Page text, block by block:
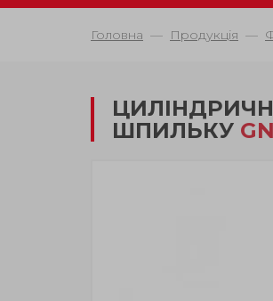
Головна Продукція
ШПИЛЬКУ